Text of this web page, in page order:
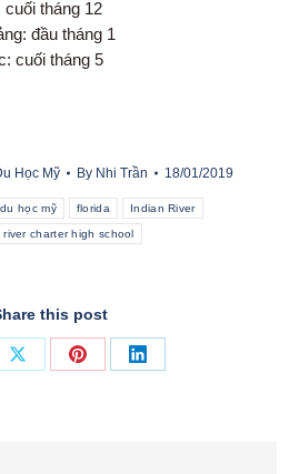
tháng 12
đầu tháng 1
cuối tháng 5
Học Mỹ By Nhi Trần 18/01/2019
du học mỹ florida Indian River
river charter high school
this post
Share
Share
Share